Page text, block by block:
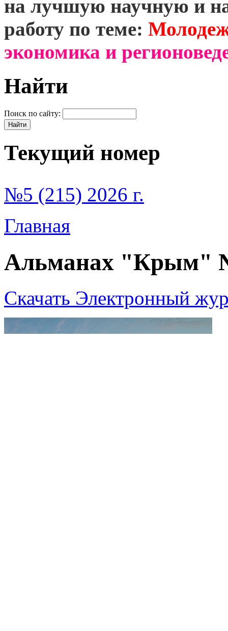
на лучшую научную и
работу по теме:
экономика и
Найти
Поиск по сайту:
Текущий номер
№5 (215) 2026 г.
Главная
Альманах "Крым"
Скачать Электронный